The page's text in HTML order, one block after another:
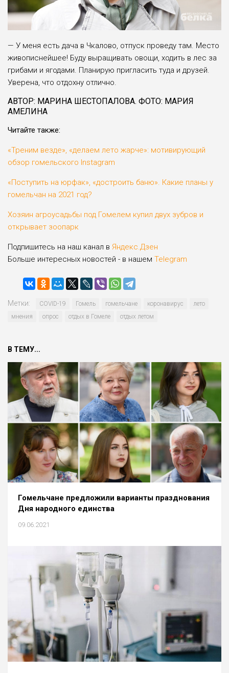
— У меня есть дача в Чкалово, отпуск проведу там. Место
живописнейшее! Буду выращивать овощи, ходить в лес за
грибами и ягодами. Планирую пригласить туда и друзей.
Уверена, что отдохну отлично.
АВТОР: МАРИНА ШЕСТОПАЛОВА. ФОТО: МАРИЯ
АМЕЛИНА
Читайте также:
«Треним везде», «делаем лето жарче»: мотивирующий
обзор гомельского Instagram
«Поступить на юрфак», «достроить баню». Какие планы у
гомельчан на 2021 год?
Хозяин агроусадьбы под Гомелем купил двух зубров и
открывает зоопарк
Подпишитесь на наш канал в Яндекс.Дзен
Больше интересных новостей - в нашем Telegram
Метки: COVID-19 Гомель гомельчане коронавирус
лето
мнения
опрос отдых в Гомеле отдых летом
В ТЕМУ...
Гомельчане предложили варианты празднования
Дня народного единства
09.06.2021